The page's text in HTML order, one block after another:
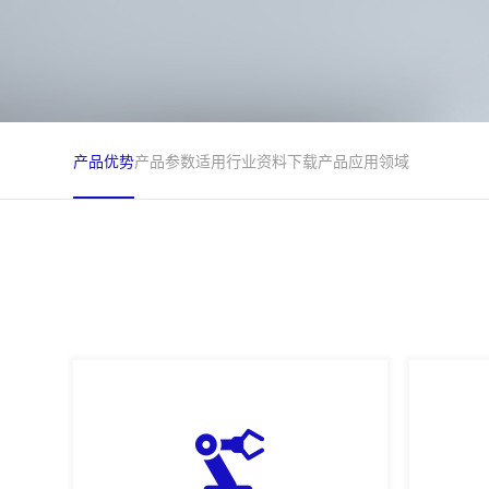
产品优势产品参数适用行业资料下载产品应用领域